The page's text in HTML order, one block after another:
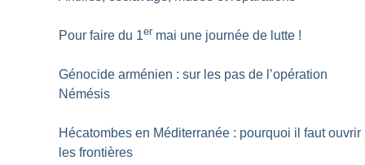
Pour faire du 1er mai une journée de lutte !
Génocide arménien : sur les pas de l’opération
Némésis
Hécatombes en Méditerranée : pourquoi il faut ouvrir
les frontières